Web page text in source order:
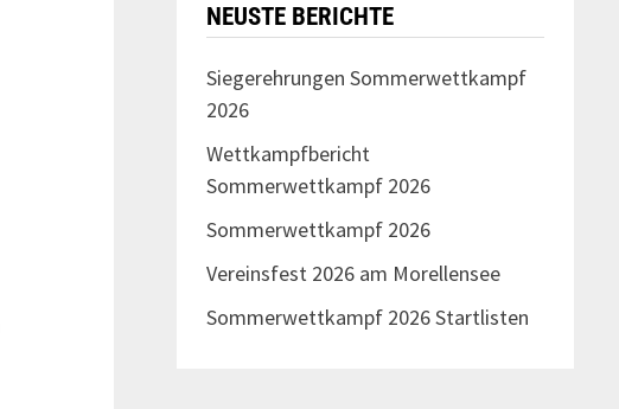
NEUSTE BERICHTE
Siegerehrungen Sommerwettkampf
2026
Wettkampfbericht
Sommerwettkampf 2026
Sommerwettkampf 2026
Vereinsfest 2026 am Morellensee
Sommerwettkampf 2026 Startlisten